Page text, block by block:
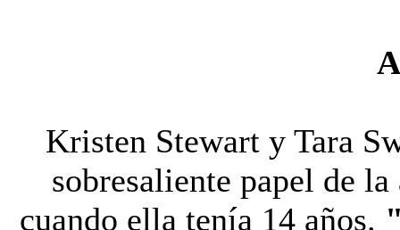
Kristen Stewart y Tara
sobresaliente papel de
cuando ella tenía 14 años.